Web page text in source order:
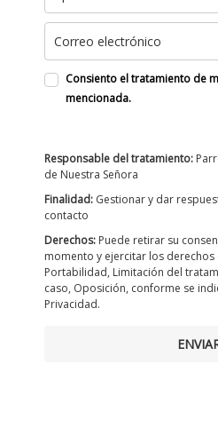
Consiento el tratamiento de
mencionada.
Responsable del tratamiento:
de Nuestra Señora
Finalidad: Gestionar y dar
contacto
Derechos: Puede retirar su
momento y ejercitar los derechos
Portabilidad, Limitación del
caso, Oposición, conforme se
Privacidad.